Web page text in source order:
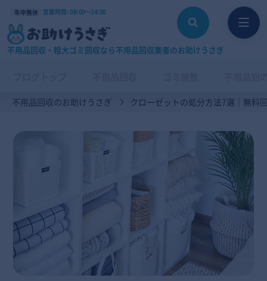
年中無休 営業時間: 08:00〜24:00
不用品回収・粗大ゴミ回収なら不用品回収業者のお助けうさぎ
不用品回収のお助けうさぎ クローゼットの処分方法7選｜無料